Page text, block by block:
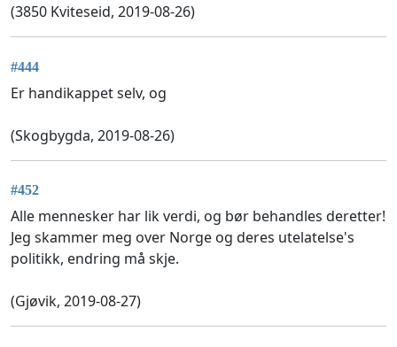
(3850 Kviteseid, 2019-08-26)
#444
Er handikappet selv, og
(Skogbygda, 2019-08-26)
#452
Alle mennesker har lik verdi, og bør behandles deretter!
Jeg skammer meg over Norge og deres utelatelse's
politikk, endring må skje.
(Gjøvik, 2019-08-27)